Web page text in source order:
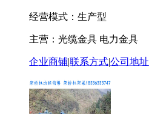
经营模式：生产型
主营：光缆金具 电力金具
企业商铺|联系方式|公司地址